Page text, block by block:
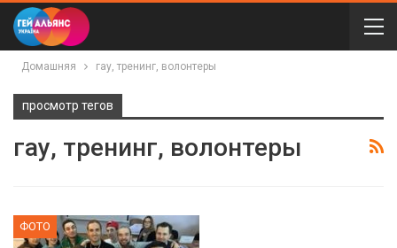
Домашняя гау, тренинг, волонтеры
просмотр тегов
гау, тренинг, волонтеры
ФОТО